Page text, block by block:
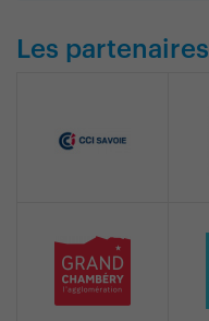
Les partenaires